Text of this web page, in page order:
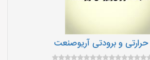
و برودتی آریوصنعت